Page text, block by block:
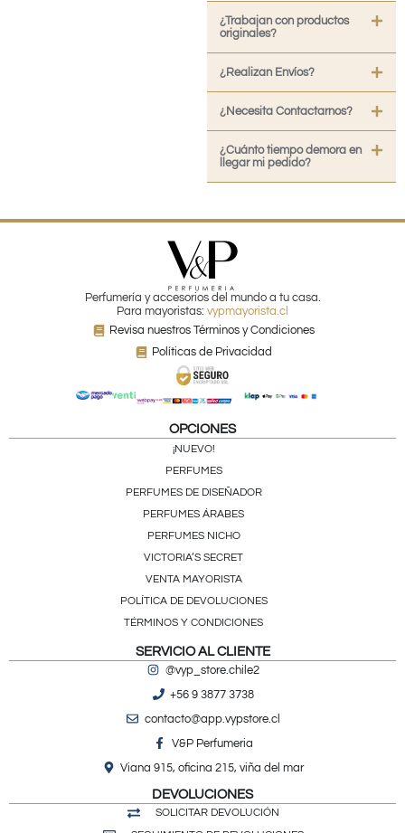
¿Trabajan con productos
originales?
¿Realizan Envíos?
¿Necesita Contactarnos?
¿Cuánto tiempo demora en
llegar mi pedido?
Perfumería y accesorios del mundo a tu casa.
Para mayoristas: vypmayorista.cl
Revisa nuestros Términos y Condiciones
Políticas de Privacidad
OPCIONES
¡NUEVO!
PERFUMES
PERFUMES DE DISEÑADOR
PERFUMES ÁRABES
PERFUMES NICHO
VICTORIA’S SECRET
VENTA MAYORISTA
POLÍTICA DE DEVOLUCIONES
TÉRMINOS Y CONDICIONES
SERVICIO AL CLIENTE
@vyp_store.chile2
+56 9 3877 3738
contacto@app.vypstore.cl
V&P Perfumeria
Viana 915, oficina 215, viña del mar
DEVOLUCIONES
SOLICITAR DEVOLUCIÓN